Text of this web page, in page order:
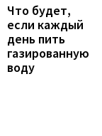
Что будет,
если каждый
день пить
газированную
воду